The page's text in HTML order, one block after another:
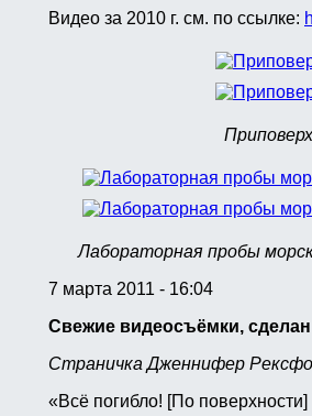
Видео за 2010 г. см. по ссылке:
Лабораторная пробы
7 марта 2011 - 16:04
Свежие видеосъёмки,
Страничка Дженнифер
«Всё погибло! [По